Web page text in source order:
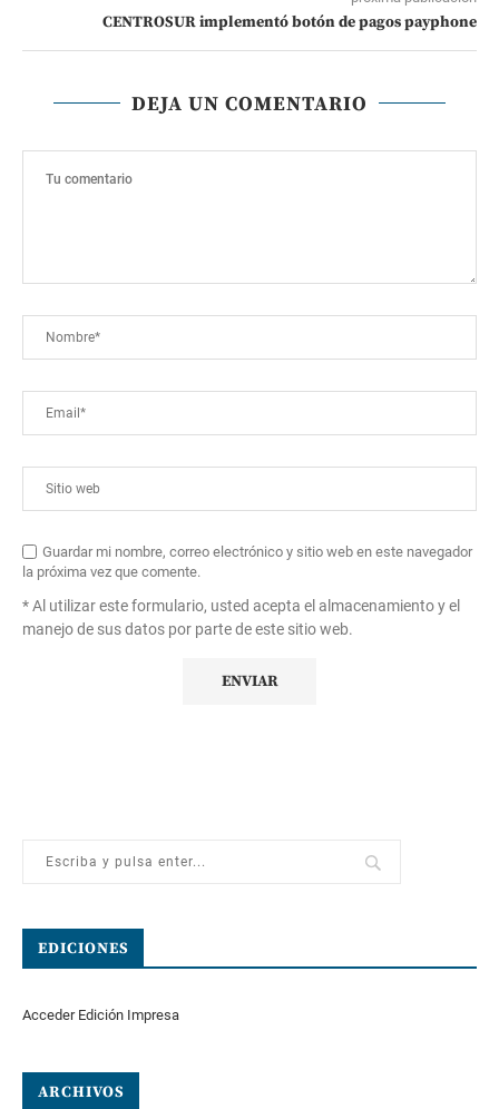
CENTROSUR implementó botón de pagos payphone
DEJA UN COMENTARIO
Guardar mi nombre, correo electrónico y sitio web en este navegador
la próxima vez que comente.
* Al utilizar este formulario, usted acepta el almacenamiento y el
manejo de sus datos por parte de este sitio web.
EDICIONES
Acceder Edición Impresa
ARCHIVOS